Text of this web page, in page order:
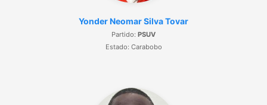
Yonder Neomar Silva Tovar
Partido: PSUV
Estado: Carabobo